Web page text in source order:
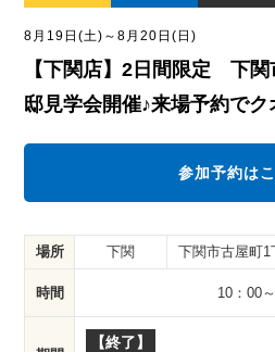
8月19日(土) ～8月20日(日)
【下関店】2日間限定 下
邸見学会開催♪来場予約でク
参加予約は
場所 下関 下関市古屋町1
【終了】
時間 10：00